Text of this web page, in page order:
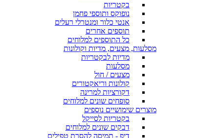
בקטריות
נופוקס ותוספי פחמן
אנטי כלור ומנטרלי רעלים
תוספים אחרים
כל התוספים למלוחים
מסלעות, מצעים, מדיות וקולונות
מדיות לבקטריות
מסלעות
מצעים / חול
קולונות וריאקטורים
דקורציות למרינה
סופחים שונים למלוחים
מוצרים שימושיים נוספים
בקטריות לסייקל
דבקים שונים למלוחים
דיפ - תמיסה להסרת טפילים